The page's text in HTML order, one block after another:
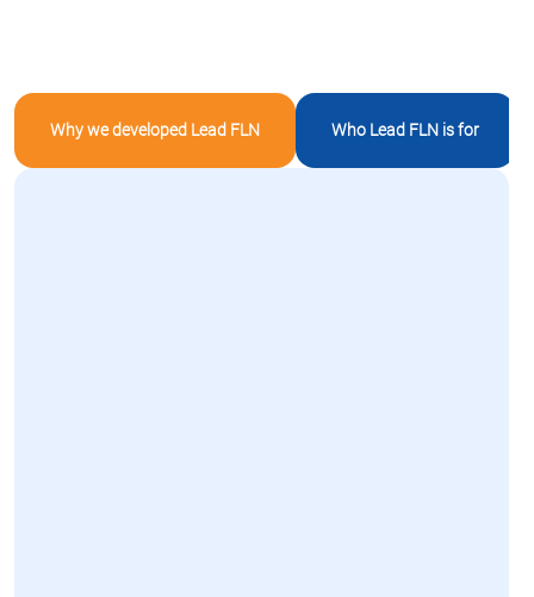
Why we developed Lead FLN Who Lead FLN is for